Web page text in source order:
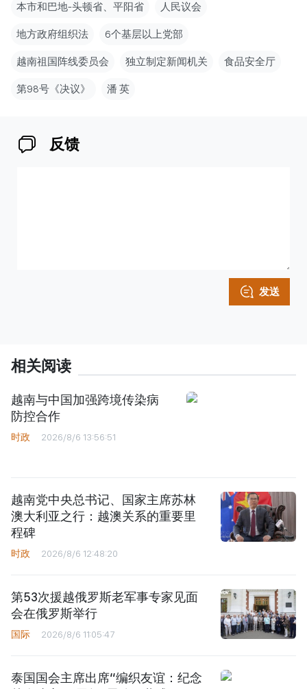
本市和巴地-头顿省、平阳省 人民议会
地方政府组织法 6个基层以上党部
越南祖国阵线委员会 独立制定新闻机关 食品安全厅
第98号《决议》 潘 英
反馈
发送
相关阅读
越南与中国加强跨境传染病
防控合作
时政 2026/8/6 13:56:51
越南党中央总书记、国家主席苏林
澳大利亚之行：越澳关系的重要里
程碑
时政 2026/8/6 12:48:20
第53次援越俄罗斯老军事专家见面
会在俄罗斯举行
国际 2026/8/6 11:05:47
泰国国会主席出席“编织友谊：纪念